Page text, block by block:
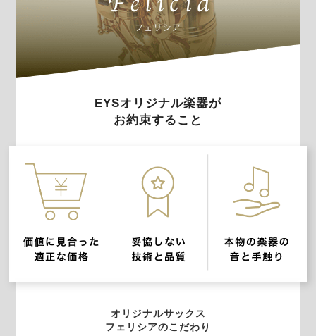
EYSオリジナル楽器が
お約束すること
オリジナルサックス
フェリシアのこだわり